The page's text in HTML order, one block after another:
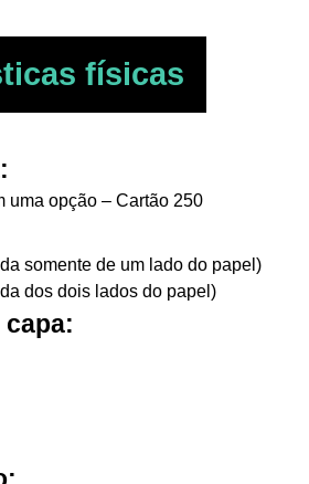
físicas
uma opção – Cartão 250
somente de um lado do papel)
dos dois lados do papel)
capa: